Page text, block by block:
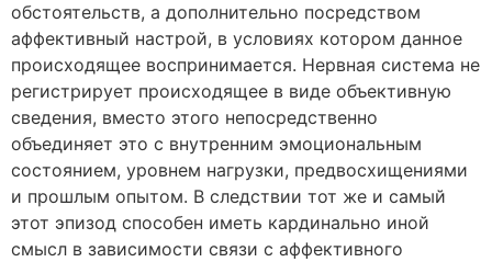
обстоятельств, а дополнительно посредством
аффективный настрой, в условиях котором данное
происходящее воспринимается. Нервная система не
регистрирует происходящее в виде объективную
сведения, вместо этого непосредственно
объединяет это с внутренним эмоциональным
состоянием, уровнем нагрузки, предвосхищениями
и прошлым опытом. В следствии тот же и самый
этот эпизод способен иметь кардинально иной
смысл в зависимости связи с аффективного